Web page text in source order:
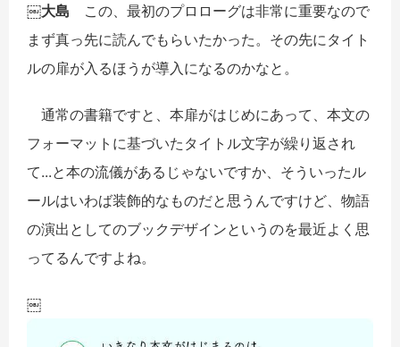
￼大島 この、最初のプロローグは非常に重要なので
まず真っ先に読んでもらいたかった。その先にタイト
ルの扉が入るほうが導入になるのかなと。
通常の書籍ですと、本扉がはじめにあって、本文の
フォーマットに基づいたタイトル文字が繰り返され
て...と本の流儀があるじゃないですか、そういったル
ールはいわば装飾的なものだと思うんですけど、物語
の演出としてのブックデザインというのを最近よく思
ってるんですよね。
￼